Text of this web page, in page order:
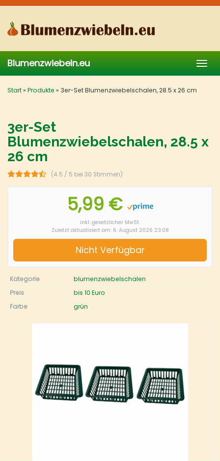
Skip
main
content
Blumenzwiebeln.eu
Start» Produkte » 3er-Set Blumenzwiebelschalen, 28.5 x 26 cm
3er-Set
Blumenzwiebelschalen, 28.5 x
26 cm
(4.5 / 5 bei 30 Stimmen)
5,99 €
inkl. gesetzlicher MwSt.
Zuletzt aktualisiert am: 6. August 2026 23:08
Nicht Verfügbar
Kategorie
blumenzwiebelschalen
Preis
bis 10 Euro
Farbe
grün